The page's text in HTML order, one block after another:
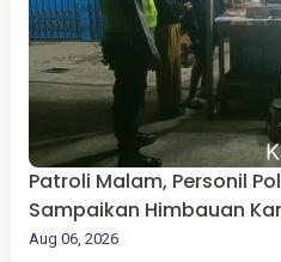
Patroli Malam, Personil
Sampaikan Himbauan
Aug 06, 2026